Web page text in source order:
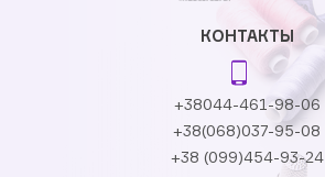
КОНТАКТЫ
+38044-461-98-06
+38(068)037-95-08
+38 (099)454-93-24